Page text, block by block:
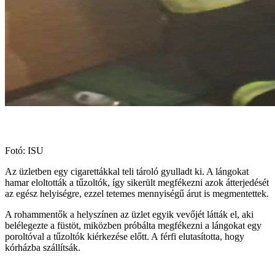
Fotó: ISU
Az üzletben egy cigarettákkal teli tároló gyulladt ki. A lángokat
hamar eloltották a tűzoltók, így sikerült megfékezni azok átterjedését
az egész helyiségre, ezzel tetemes mennyiségű árut is megmentettek.
A rohammentők a helyszínen az üzlet egyik vevőjét látták el, aki
belélegezte a füstöt, miközben próbálta megfékezni a lángokat egy
poroltóval a tűzoltók kiérkezése előtt. A férfi elutasította, hogy
kórházba szállítsák.